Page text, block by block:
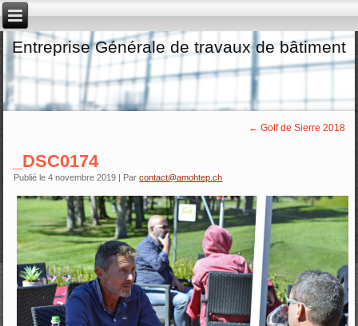
Entreprise Générale de travaux de bâtiment
← Golf de Sierre 2018
_DSC0174
Publié le 4 novembre 2019 | Par contact@amohtep.ch